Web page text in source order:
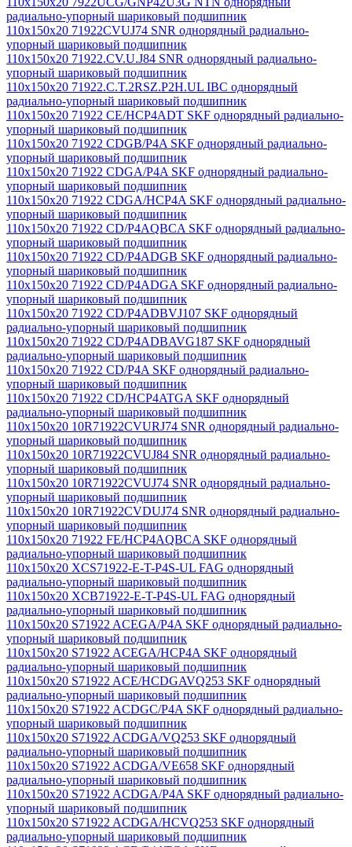
радиально-упорный шариковый подшипник
110x150x20 71922CVUJ74 SNR однорядный радиально-
упорный шариковый подшипник
110x150x20 71922.CV.U.J84 SNR однорядный радиально-
упорный шариковый подшипник
110x150x20 71922.C.T.2RSZ.P2H.UL IBC однорядный
радиально-упорный шариковый подшипник
110x150x20 71922 CE/HCP4ADT SKF однорядный радиально-
упорный шариковый подшипник
110x150x20 71922 CDGB/P4A SKF однорядный радиально-
упорный шариковый подшипник
110x150x20 71922 CDGA/P4A SKF однорядный радиально-
упорный шариковый подшипник
110x150x20 71922 CDGA/HCP4A SKF однорядный радиально-
упорный шариковый подшипник
110x150x20 71922 CD/P4AQBCA SKF однорядный радиально-
упорный шариковый подшипник
110x150x20 71922 CD/P4ADGB SKF однорядный радиально-
упорный шариковый подшипник
110x150x20 71922 CD/P4ADGA SKF однорядный радиально-
упорный шариковый подшипник
110x150x20 71922 CD/P4ADBVJ107 SKF однорядный
радиально-упорный шариковый подшипник
110x150x20 71922 CD/P4ADBAVG187 SKF однорядный
радиально-упорный шариковый подшипник
110x150x20 71922 CD/P4A SKF однорядный радиально-
упорный шариковый подшипник
110x150x20 71922 CD/HCP4ATGA SKF однорядный
радиально-упорный шариковый подшипник
110x150x20 10R71922CVURJ74 SNR однорядный радиально-
упорный шариковый подшипник
110x150x20 10R71922CVUJ84 SNR однорядный радиально-
упорный шариковый подшипник
110x150x20 10R71922CVUJ74 SNR однорядный радиально-
упорный шариковый подшипник
110x150x20 10R71922CVDUJ74 SNR однорядный радиально-
упорный шариковый подшипник
110x150x20 71922 FE/HCP4AQBCA SKF однорядный
радиально-упорный шариковый подшипник
110x150x20 XCS71922-E-T-P4S-UL FAG однорядный
радиально-упорный шариковый подшипник
110x150x20 XCB71922-E-T-P4S-UL FAG однорядный
радиально-упорный шариковый подшипник
110x150x20 S71922 ACEGA/P4A SKF однорядный радиально-
упорный шариковый подшипник
110x150x20 S71922 ACEGA/HCP4A SKF однорядный
радиально-упорный шариковый подшипник
110x150x20 S71922 ACE/HCDGAVQ253 SKF однорядный
радиально-упорный шариковый подшипник
110x150x20 S71922 ACDGC/P4A SKF однорядный радиально-
упорный шариковый подшипник
110x150x20 S71922 ACDGA/VQ253 SKF однорядный
радиально-упорный шариковый подшипник
110x150x20 S71922 ACDGA/VE658 SKF однорядный
радиально-упорный шариковый подшипник
110x150x20 S71922 ACDGA/P4A SKF однорядный радиально-
упорный шариковый подшипник
110x150x20 S71922 ACDGA/HCVQ253 SKF однорядный
радиально-упорный шариковый подшипник